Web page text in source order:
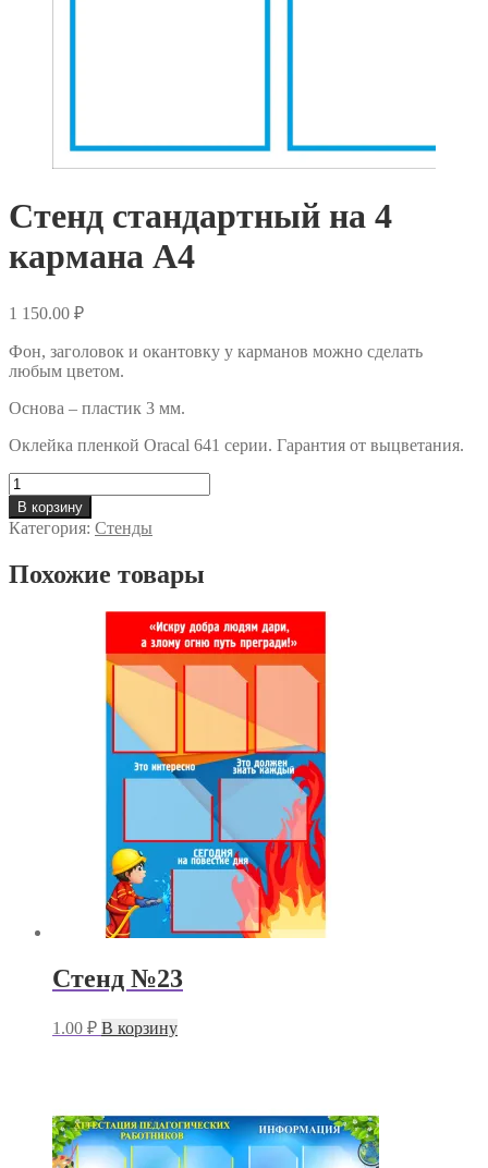
Стенд стандартный на 4
кармана А4
1 150.00 ₽
Фон, заголовок и окантовку у карманов можно сделать
любым цветом.
Основа – пластик 3 мм.
Оклейка пленкой Oracal 641 серии. Гарантия от выцветания.
Количество
Стенд
стандартный
на
кармана
В корзину
Категория: Стенды
Похожие товары
Стенд №23
1.00 ₽ В корзину